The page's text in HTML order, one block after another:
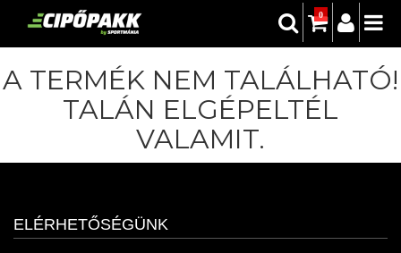
0
A TERMÉK NEM TALÁLHATÓ!
TALÁN ELGÉPELTÉL
VALAMIT.
ELÉRHETŐSÉGÜNK